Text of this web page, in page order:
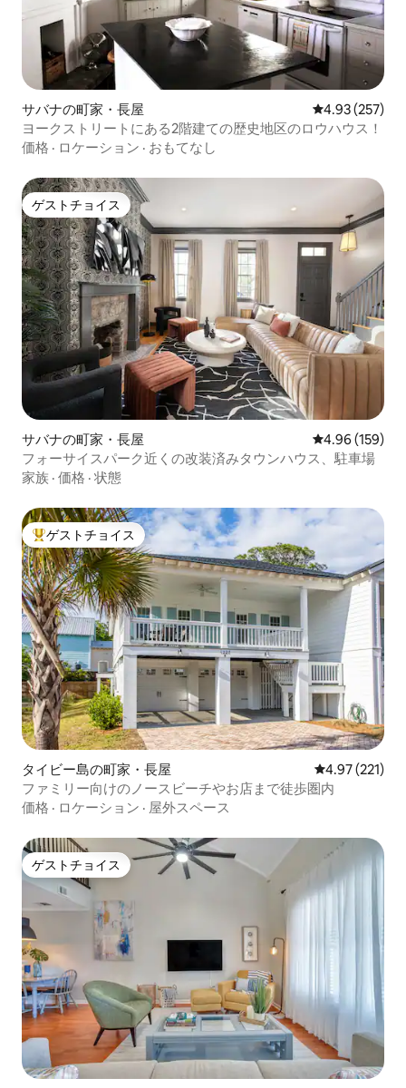
サバナの町家・長屋 レビュー257
4.93 (257)
ヨークストリートにある2階建ての歴史地区のロウハウス！
価格 · ロケーション · おもてなし
ゲストチョイス
ゲストチョイス
サバナの町家・長屋 レビュー159
4.96 (159)
フォーサイスパーク近くの改装済みタウンハウス、駐車場
家族 · 価格 · 状態
大好評のゲストチョイスです。
ゲストチョイス
タイビー島の町家・長屋 レビュー221
4.97 (221)
ファミリー向けのノースビーチやお店まで徒歩圏内
価格 · ロケーション · 屋外スペース
ゲストチョイス
ゲストチョイス